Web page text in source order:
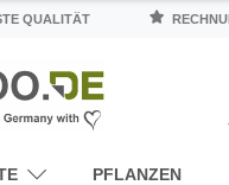
QUALITÄT
PFLANZEN